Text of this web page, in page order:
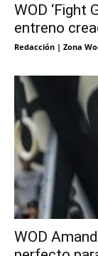
WOD ‘Fight
entreno
Redacción | Zona
WOD